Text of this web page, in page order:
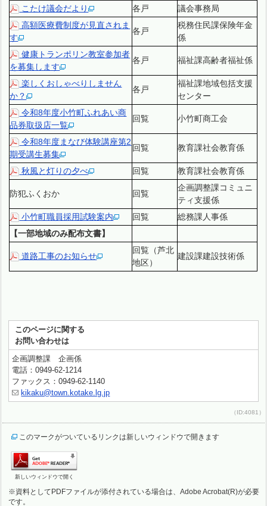
こたけ議会だより
各戸
議会事務局
高額医療費制度が見直されま
す
各戸
税務住民課保険年金
係
健康トランポリン教室参加者
を募集します
各戸 福祉課高齢者福祉係
楽しくおしゃべりしません
か？
各戸
福祉課地域包括支援
センター
令和8年度小竹町ふれあい商
品券取扱店一覧
回覧 小竹町商工会
令和8年度まなび体験講座第2
期受講生募集
回覧 教育課社会教育係
秋風と灯りの夕べ 回覧 教育課社会教育係
防犯ふくおか 回覧
企画調整課コミュニ
ティ支援係
小竹町職員採用試験案内
回覧
総務課人事係
【一部地域のみ配布文書】
道路工事のお知らせ
回覧（芦北
地区）
建設課建設技術係
このページに関する
お問い合わせは
企画調整課 企画係
電話：0949-62-1214
ファックス：0949-62-1140
kikaku@town.kotake.lg.jp
（ID:4081）
このマークがついているリンクは新しいウィンドウで開きます
新しいウィンドウで開く
※資料としてPDFファイルが添付されている場合は、Adobe Acrobat(R)が必要
です。